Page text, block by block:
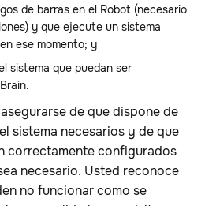
de barras en el Robot (necesario
y que ejecute un sistema
ese momento; y
sistema que puedan ser
de que dispone de
sistema necesarios y de que
correctamente configurados
necesario. Usted reconoce
no funcionar como se